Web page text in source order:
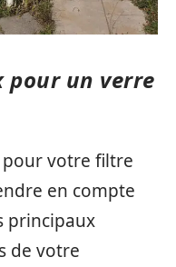
pour un verre
votre filtre
en compte
principaux
de votre